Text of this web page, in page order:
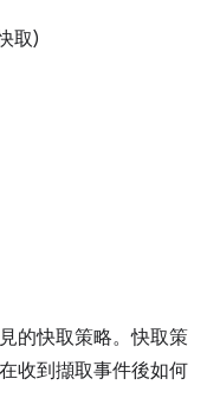
取)
的快取策略。快取策
收到擷取事件後如何